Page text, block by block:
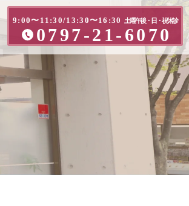
9:00〜11:30/13:30〜16:30 土曜午後・日・祝休診
0797-21-6070